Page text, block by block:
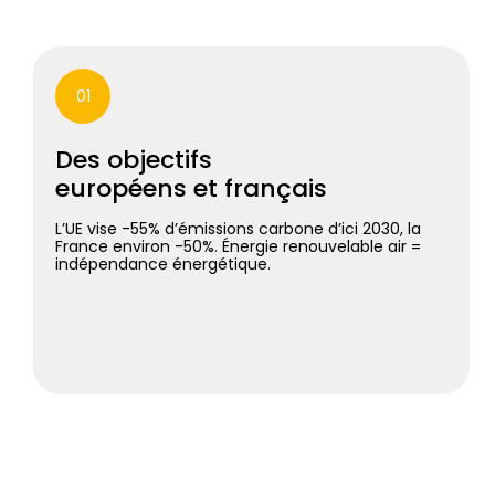
01
Des objectifs
européens et français
L’UE vise -55% d’émissions carbone d’ici 2030, la
France environ -50%. Énergie renouvelable air =
indépendance énergétique.